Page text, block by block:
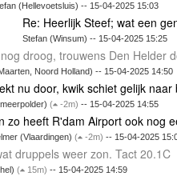
(Hellevoetsluis) -- 15-04-2025 15:03
Re: Heerlijk Steef; wat een
Stefan (Winsum) -- 15-04-2025 15:25
droog, trouwens Den Helder
Noord Holland) -- 15-04-2025 14:50
nu door, kwik schiet gelijk naar
( -2m) -- 15-04-2025 14:55
zo heeft R'dam Airport ook nog
(Vlaardingen) ( -2m) -- 15-04-2025
druppels weer zon. Tact 20.1C
( 15m) -- 15-04-2025 14:59